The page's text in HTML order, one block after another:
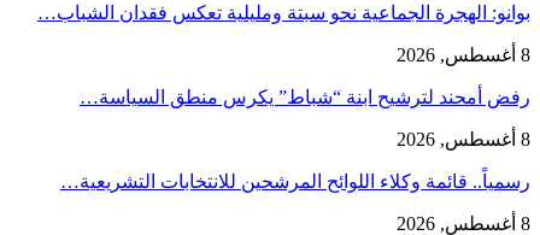
بوانو: الهجرة الجماعية نحو سبتة ومليلية تعكس فقدان الشباب…
8 أغسطس, 2026
رفض أمحند لترشيح ابنة “شباط” يكرس منطق السياسة…
8 أغسطس, 2026
رسمياً.. قائمة وكلاء اللوائح المرشحين للانتخابات التشريعية…
8 أغسطس, 2026